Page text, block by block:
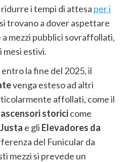
ridurre i tempi di attesa per i
trovano a dover aspettare
mezzi pubblici sovraffollati,
estivi.
la fine del 2025, il
venga esteso ad altri
affollati, come il
ascensori storicicome
e gli Elevadores da
del Funicular da
mezzi si prevede un